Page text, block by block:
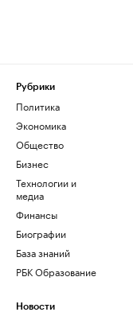
Рубрики
Политика
Экономика
Общество
Бизнес
Технологии и
медиа
Финансы
Биографии
База знаний
РБК Образование
Новости